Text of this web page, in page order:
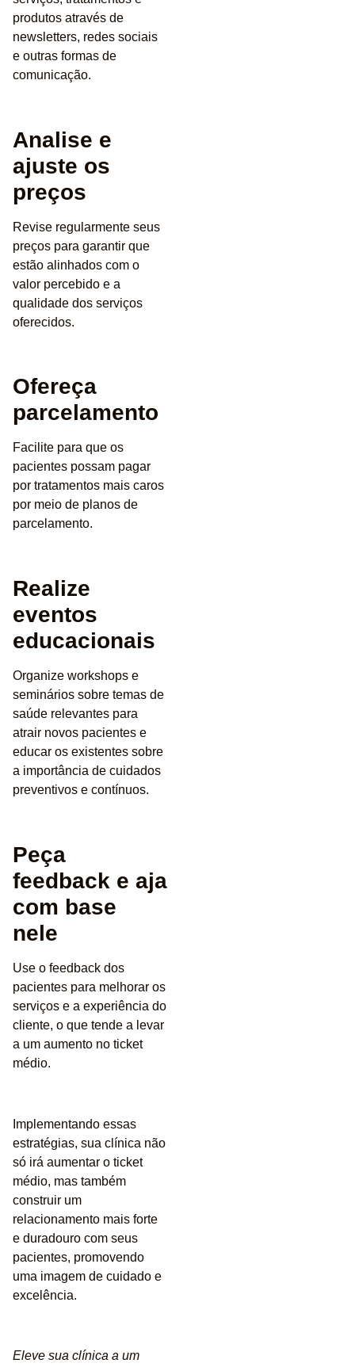
produtos através de
newsletters, redes sociais
e outras formas de
comunicação.
Analise e
ajuste os
preços
Revise regularmente seus
preços para garantir que
estão alinhados com o
valor percebido e a
qualidade dos serviços
oferecidos.
Ofereça
parcelamento
Facilite para que os
pacientes possam pagar
por tratamentos mais caros
por meio de planos de
parcelamento.
Realize
eventos
educacionais
Organize workshops e
seminários sobre temas de
saúde relevantes para
atrair novos pacientes e
educar os existentes sobre
a importância de cuidados
preventivos e contínuos.
Peça
feedback e aja
com base
nele
Use o feedback dos
pacientes para melhorar os
serviços e a experiência do
cliente, o que tende a levar
a um aumento no ticket
médio.
Implementando essas
estratégias, sua clínica não
só irá aumentar o ticket
médio, mas também
construir um
relacionamento mais forte
e duradouro com seus
pacientes, promovendo
uma imagem de cuidado e
excelência.
Eleve sua clínica a um